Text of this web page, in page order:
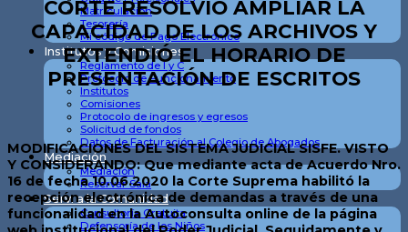
Matriculación
Tesorería
Mi código de Pago Electrónico
Institutos y Comisiones
Reglamento de I y C
Protocolo de Funcionamiento
Institutos
Comisiones
Protocolo de ingresos y egresos
Solicitud de fondos
Datos de Facturación al Colegio de Abogados
Mediación
Mediación
Reservar Sala
Serv. a la Comunidad
Consultoría Gratuita
Defensoría de los Niños
CORTE RESOLVIÓ AMPLIAR LA
CAPACIDAD DE LOS ARCHIVOS Y
EXTENDIÓ EL HORARIO DE
PRESENTACIÓN DE ESCRITOS
MODIFICACIONES DEL SISTEMA JUDICIAL SISFE. VISTO
Y CONSIDERANDO: Que mediante acta de Acuerdo Nro.
16 de fecha 10.06.2020 la Corte Suprema habilitó la
recepción electrónica de demandas a través de una
funcionalidad en la Autoconsulta online de la página